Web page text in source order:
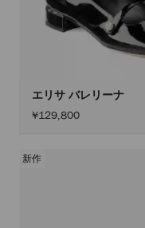
エリサ バレリーナ
¥129,800
新作